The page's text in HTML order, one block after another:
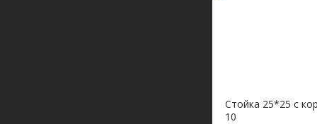
Стойка 25*25 с
10